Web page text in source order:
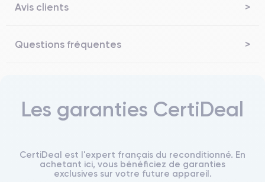
Avis clients
Questions fréquentes
Les garanties CertiDeal
CertiDeal est l'expert français du reconditionné. En
achetant ici, vous bénéficiez de garanties
exclusives sur votre future appareil.